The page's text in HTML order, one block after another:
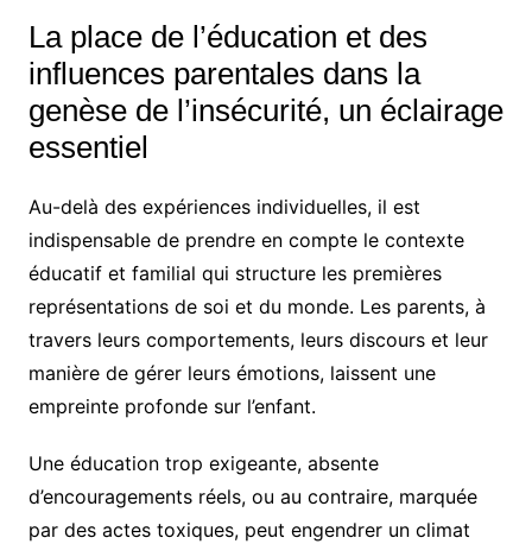
La place de l’éducation et des
influences parentales dans la
genèse de l’insécurité, un éclairage
essentiel
Au-delà des expériences individuelles, il est
indispensable de prendre en compte le contexte
éducatif et familial qui structure les premières
représentations de soi et du monde. Les parents, à
travers leurs comportements, leurs discours et leur
manière de gérer leurs émotions, laissent une
empreinte profonde sur l’enfant.
Une éducation trop exigeante, absente
d’encouragements réels, ou au contraire, marquée
par des actes toxiques, peut engendrer un climat